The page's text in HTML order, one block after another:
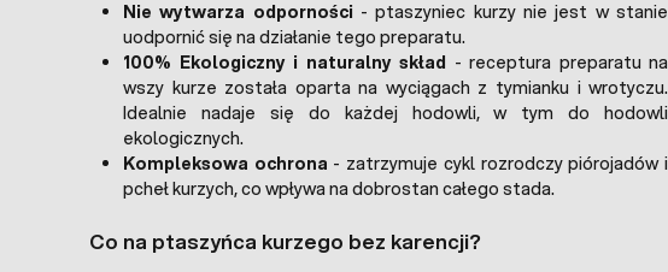
Nie wytwarza odporności - ptaszyniec kurzy nie jest w stanie
uodpornić się na działanie tego preparatu.
100% Ekologiczny i naturalny skład - receptura preparatu na
wszy kurze została oparta na wyciągach z tymianku i wrotyczu.
Idealnie nadaje się do każdej hodowli, w tym do hodowli
ekologicznych.
Kompleksowa ochrona - zatrzymuje cykl rozrodczy piórojadów i
pcheł kurzych, co wpływa na dobrostan całego stada.
Co na ptaszyńca kurzego bez karencji?